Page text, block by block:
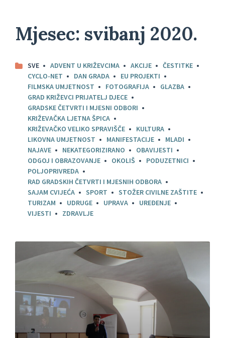
Mjesec: svibanj 2020.
SVE ADVENT U KRIŽEVCIMA AKCIJE
ČESTITKE
CYCLO-NET
DAN GRADA
EU PROJEKTI
FILMSKA UMJETNOST
FOTOGRAFIJA
GLAZBA
GRAD KRIŽEVCI PRIJATELJ DJECE
GRADSKE ČETVRTI I MJESNI ODBORI
KRIŽEVAČKA LJETNA ŠPICA
KRIŽEVAČKO VELIKO SPRAVIŠČE
KULTURA
LIKOVNA UMJETNOST
MANIFESTACIJE
MLADI
NAJAVE
NEKATEGORIZIRANO
OBAVIJESTI
ODGOJ I OBRAZOVANJE
OKOLIŠ
PODUZETNICI
POLJOPRIVREDA
RAD GRADSKIH ČETVRTI I MJESNIH ODBORA
SAJAM CVIJEĆA
SPORT
STOŽER CIVILNE ZAŠTITE
TURIZAM
UDRUGE UPRAVA
UREĐENJE
VIJESTI
ZDRAVLJE
Pročitajte